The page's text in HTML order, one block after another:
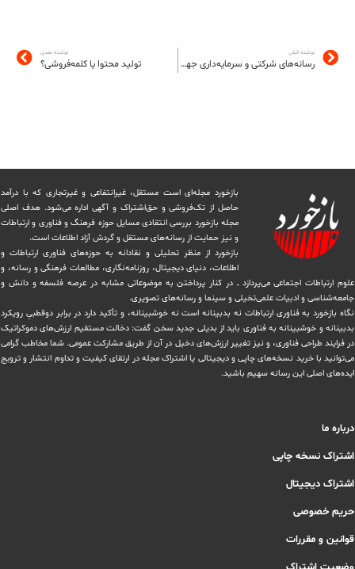
نوشته قبلی
رسانه‌های شرکتی و سرمایه‌داری جهانی
نوشته بعدی
تولید محتوا یا کلمه‌فروشی؟
بازخورد مجله‌ای است مستقل، غیرانتفاعی و غیرتجاری که با درآمد
حاصل از تک‌فروشی و حق‌اشتراک و آگهی اداره می‌شود. ‏هدف اصلی
مجله بازخورد بررسی انتقادی مسایل حوزه فرهنگ و فناوری و ارتباطات
و نیز حمایت از رسانه‌های مستقل و‌ گردش ‏آزاد اطلاعات است.
بازخورد از منظر تحلیلی و نقادانه به حوزه‌های فناوری ارتباطات و
اطلاعات، دنیای دیجیتال، روزنامه‌نگاری، ‏مطالعات فرهنگی و رسانه، و
علوم ارتباطات اجتماعی می‌پردازد ــ در کنار پرداختن به موضوعاتی مشابه در عرصه فلسفه و دانش و
‏جامعه‌شناسی و ادبیات علمی‌تخیلی و سینما و رسانه‌های تصویری.
نگاه بازخورد به فناوری ارتباطات نه بدبینانه است نه خوشبینانه، و تأکید دارد ‏در برابر دوقطبیِ رویکرد
بدبینانه و خوشبینانه به فناوری باید از بدیلی جدید سخن گفت: دخالت مستقیم ارزش‌های دموکراتیک
در ‏فرایند طراحی فناوری، و نیز تغییر ارزش‌های دخيل در آن از طریق مشاركت عمومی. شما مخاطب گرامی
می‌توانید با خرید نسخه‌های چاپی و دیجیتالی یا ‏اشتراک مجله در ارتقای کیفیت و تداوم انتشار و ترویج
ایده‌های اصلی این رسانه سهیم باشید.
درباره ما
اشتراک نسخه چاپی
اشتراک دیجیتال
حریم خصوصی
قوانین و مقررات